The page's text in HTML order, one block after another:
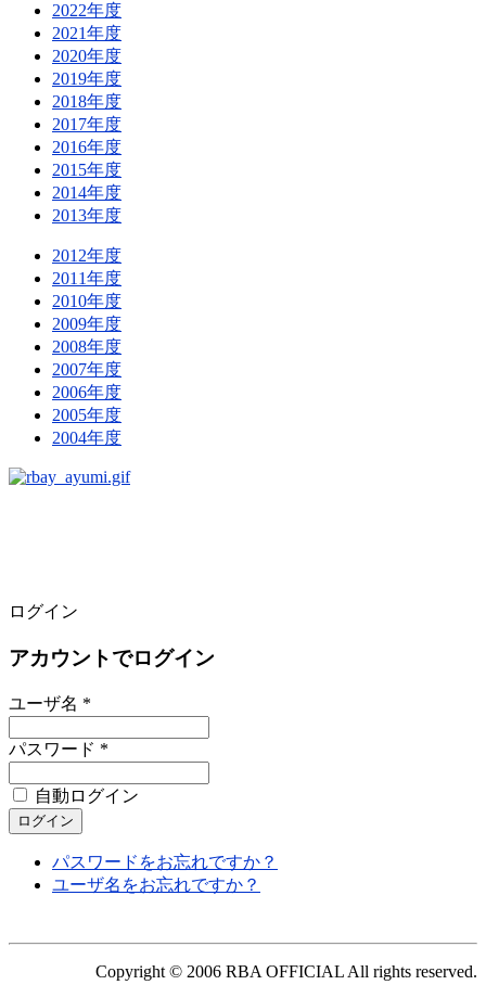
2022年度
2021年度
2020年度
2019年度
2018年度
2017年度
2016年度
2015年度
2014年度
2013年度
2012年度
2011年度
2010年度
2009年度
2008年度
2007年度
2006年度
2005年度
2004年度
ログイン
アカウントでログイン
ユーザ名 *
パスワード *
自動ログイン
パスワードをお忘れですか？
ユーザ名をお忘れですか？
Copyright © 2006 RBA OFFICIAL All rights reserved.